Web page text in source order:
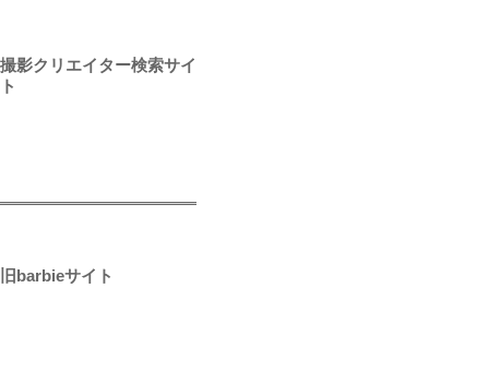
撮影クリエイター検索サイ
ト
旧barbieサイト